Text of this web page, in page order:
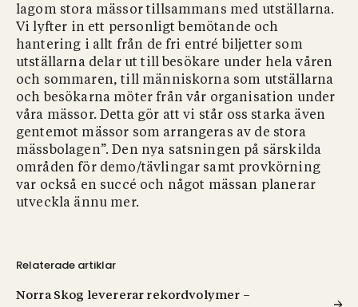
lagom stora mässor tillsammans med utställarna.
Vi lyfter in ett personligt bemötande och
hantering i allt från de fri entré biljetter som
utställarna delar ut till besökare under hela våren
och sommaren, till människorna som utställarna
och besökarna möter från vår organisation under
våra mässor. Detta gör att vi står oss starka även
gentemot mässor som arrangeras av de stora
mässbolagen”. Den nya satsningen på särskilda
områden för demo/tävlingar samt provkörning
var också en succé och något mässan planerar
utveckla ännu mer.
Relaterade artiklar
Norra Skog levererar rekordvolymer –